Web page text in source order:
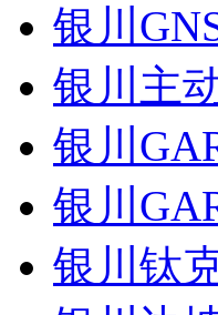
银川
银川主
银川
银川
银川钛